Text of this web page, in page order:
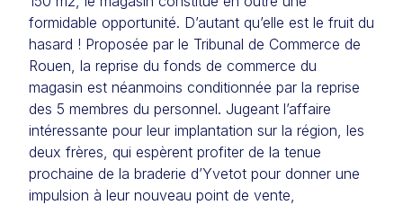
formidable opportunité. D’autant qu’elle est le fruit du
hasard ! Proposée par le Tribunal de Commerce de
Rouen, la reprise du fonds de commerce du
magasin est néanmoins conditionnée par la reprise
des 5 membres du personnel. Jugeant l’affaire
intéressante pour leur implantation sur la région, les
deux frères, qui espèrent profiter de la tenue
prochaine de la braderie d’Yvetot pour donner une
impulsion à leur nouveau point de vente,